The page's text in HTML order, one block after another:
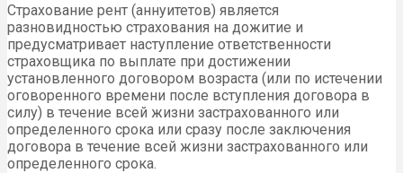
Страхование рент (аннуитетов) является
разновидностью страхования на дожитие и
предусматривает наступление ответственности
страховщика по выплате при достижении
установленного договором возраста (или по истечении
оговоренного времени после вступления договора в
силу) в течение всей жизни застрахованного или
определенного срока или сразу после заключения
договора в течение всей жизни застрахованного или
определенного срока.